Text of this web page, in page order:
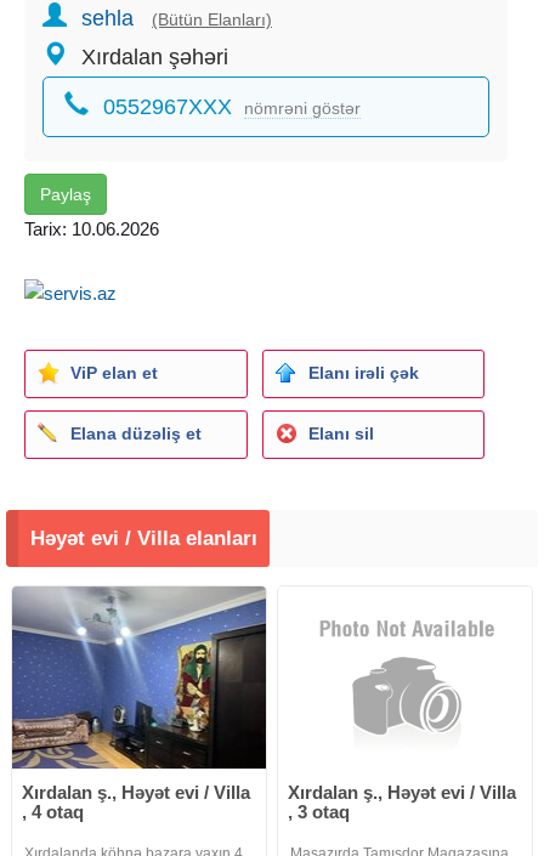
sehla (Bütün Elanları)
Xırdalan şəhəri
0552967XXX nömrəni göstər
Paylaş
Tarix: 10.06.2026
ViP elan et Elanı irəli çək
Elana düzəliş et Elanı sil
Həyət evi / Villa elanları
Xırdalan ş., Həyət evi / Villa
, 4 otaq
Xırdalan ş., Həyət evi / Villa
, 3 otaq